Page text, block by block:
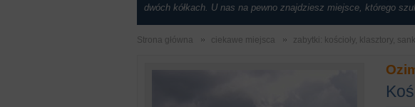
dwóch kółkach. U nas na pewno znajdziesz miejsce, którego
Strona główna ciekawe miejsca zabytki: kościoły, klasztory,